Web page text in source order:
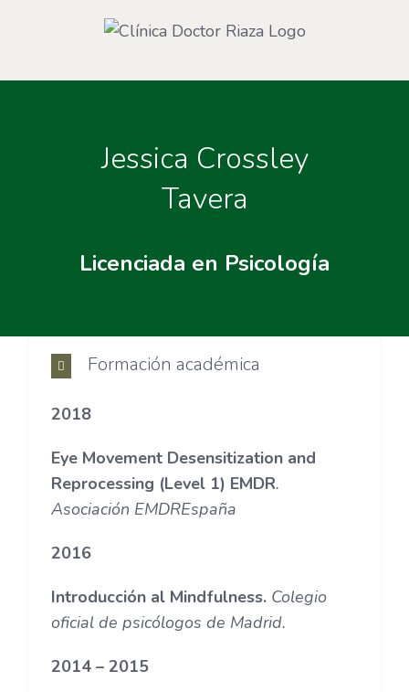
Jessica Crossley
Tavera
Licenciada en Psicología
Formación académica
2018
Eye Movement Desensitization and
Reprocessing (Level 1) EMDR.
Asociación EMDREspaña
2016
Introducción al Mindfulness. Colegio
oficial de psicólogos de Madrid.
2014 – 2015